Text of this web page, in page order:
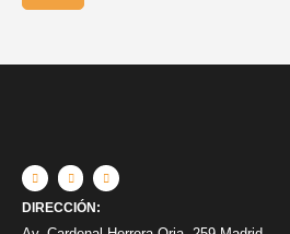
DIRECCIÓN: